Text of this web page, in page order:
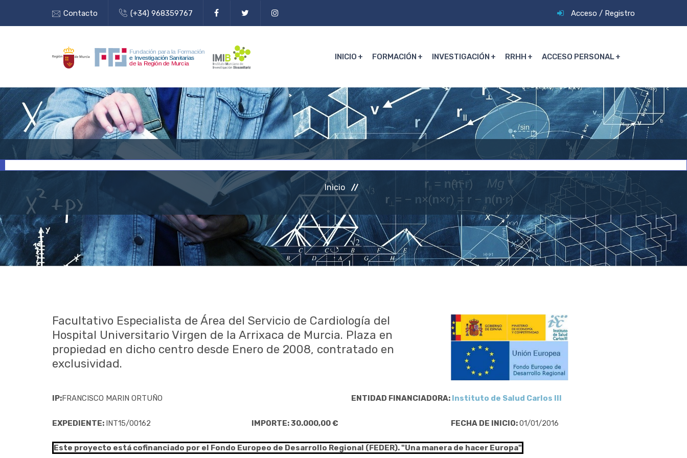
Contacto (+34) 968359767 Acceso / Registro
INICIO FORMACIÓN INVESTIGACIÓN RRHH ACCESO PERSONAL
Inicio
Facultativo Especialista de Área del Servicio de Cardiología del
Hospital Universitario Virgen de la Arrixaca de Murcia. Plaza en
propiedad en dicho centro desde Enero de 2008, contratado en
exclusividad.
IP:FRANCISCO MARIN ORTUÑO ENTIDAD FINANCIADORA: Instituto de Salud Carlos III
EXPEDIENTE: INT15/00162 IMPORTE: 30.000,00 € FECHA DE INICIO:01/01/2016
Este proyecto está cofinanciado por el Fondo Europeo de Desarrollo Regional (FEDER). "Una manera de hacer Europa"